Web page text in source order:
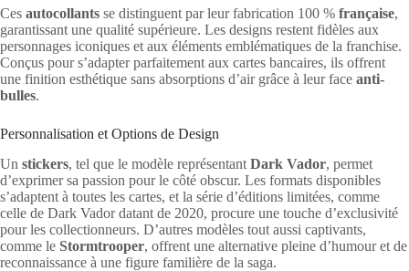
Ces autocollants se distinguent par leur fabrication 100 % française,
garantissant une qualité supérieure. Les designs restent fidèles aux
personnages iconiques et aux éléments emblématiques de la franchise.
Conçus pour s’adapter parfaitement aux cartes bancaires, ils offrent
une finition esthétique sans absorptions d’air grâce à leur face anti-
bulles.
Personnalisation et Options de Design
Un stickers, tel que le modèle représentant Dark Vador, permet
d’exprimer sa passion pour le côté obscur. Les formats disponibles
s’adaptent à toutes les cartes, et la série d’éditions limitées, comme
celle de Dark Vador datant de 2020, procure une touche d’exclusivité
pour les collectionneurs. D’autres modèles tout aussi captivants,
comme le Stormtrooper, offrent une alternative pleine d’humour et de
reconnaissance à une figure familière de la saga.